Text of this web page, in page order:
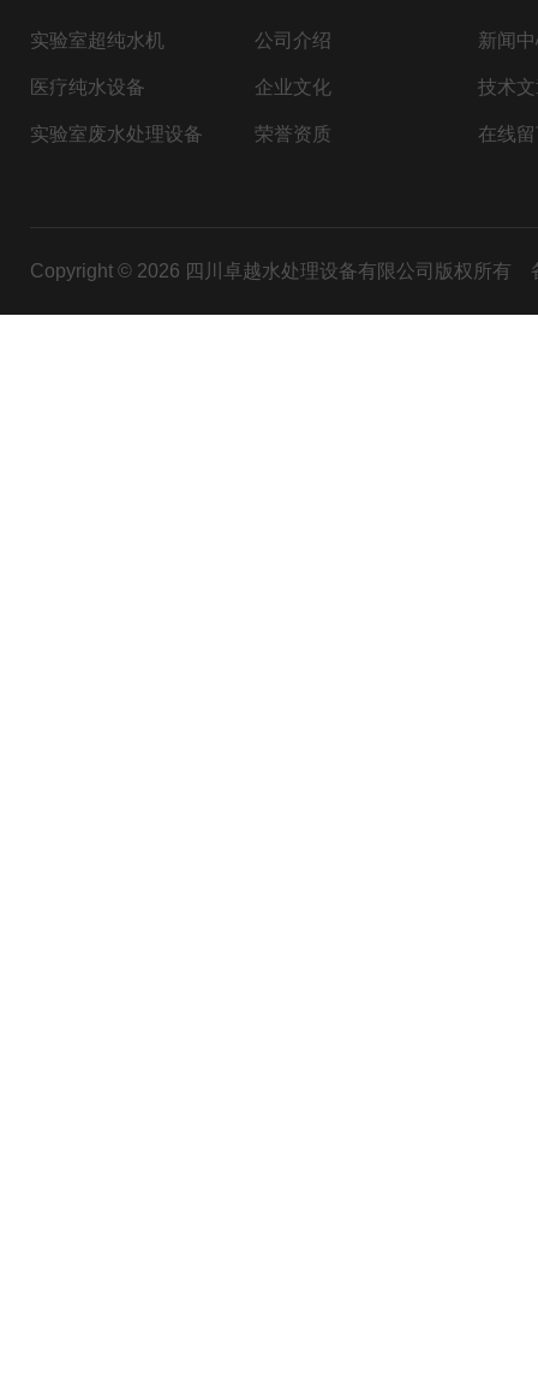
实验室超纯水机
医疗纯水设备
实验室废水处理设备
公司介绍
企业文化
荣誉资质
新闻
技术
在线
Copyright © 2026 四川卓越水处理设备有限公司版权所有